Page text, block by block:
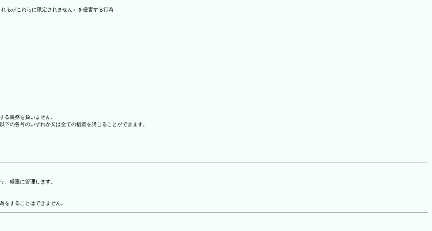
るがこれらに限定されません）を侵害する行為
る義務を負いません。
の各号のいずれか又は全ての措置を講じることができます。
、厳重に管理します。
をすることはできません。